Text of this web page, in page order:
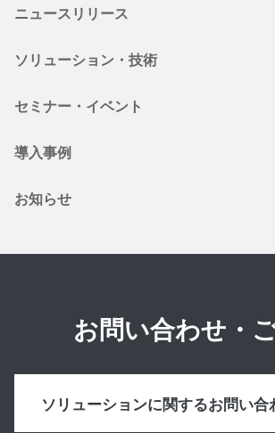
ニュースリリース
ソリューション・技術
セミナー・イベント
導入事例
お知らせ
お問い合わせ・
ソリューションに関するお問い合